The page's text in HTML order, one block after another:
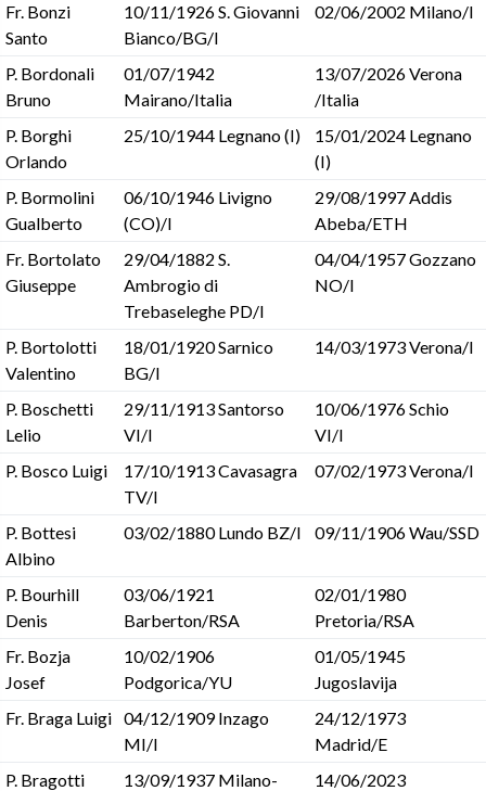
Fr. Bonzi
Santo
10/11/1926 S. Giovanni
Bianco/BG/I
02/06/2002 Milano/I
P. Bordonali
Bruno
01/07/1942
Mairano/Italia
13/07/2026 Verona
/Italia
P. Borghi
Orlando
25/10/1944 Legnano (I)
15/01/2024 Legnano
(I)
P. Bormolini
Gualberto
06/10/1946 Livigno
(CO)/I
29/08/1997 Addis
Abeba/ETH
Fr. Bortolato
Giuseppe
29/04/1882 S.
Ambrogio di
Trebaseleghe PD/I
04/04/1957 Gozzano
NO/I
P. Bortolotti
Valentino
18/01/1920 Sarnico
BG/I
14/03/1973 Verona/I
P. Boschetti
Lelio
29/11/1913 Santorso
VI/I
10/06/1976 Schio
VI/I
P. Bosco Luigi
17/10/1913 Cavasagra
TV/I
07/02/1973 Verona/I
P. Bottesi
Albino
03/02/1880 Lundo BZ/I 09/11/1906 Wau/SSD
P. Bourhill
Denis
03/06/1921
Barberton/RSA
02/01/1980
Pretoria/RSA
Fr. Bozja
Josef
10/02/1906
Podgorica/YU
01/05/1945
Jugoslavija
Fr. Braga Luigi 04/12/1909 Inzago
MI/I
24/12/1973
Madrid/E
P. Bragotti
13/09/1937 Milano-
14/06/2023